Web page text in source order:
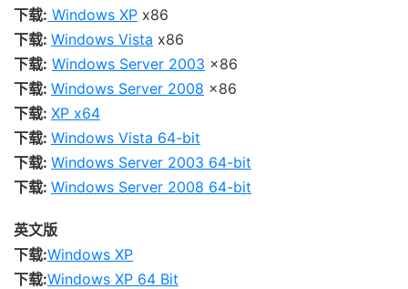
下载: Windows XP x86
下载: Windows Vista x86
下载: Windows Server 2003 x86
下载: Windows Server 2008 x86
下载: XP x64
下载: Windows Vista 64-bit
下载: Windows Server 2003 64-bit
下载: Windows Server 2008 64-bit
英文版
下载:Windows XP
下载:Windows XP 64 Bit